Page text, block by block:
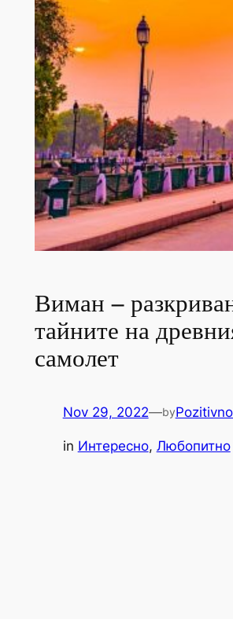
Виман –
тайните на
самолет
Nov 29, 2022—by
in Интересно, Любопитно